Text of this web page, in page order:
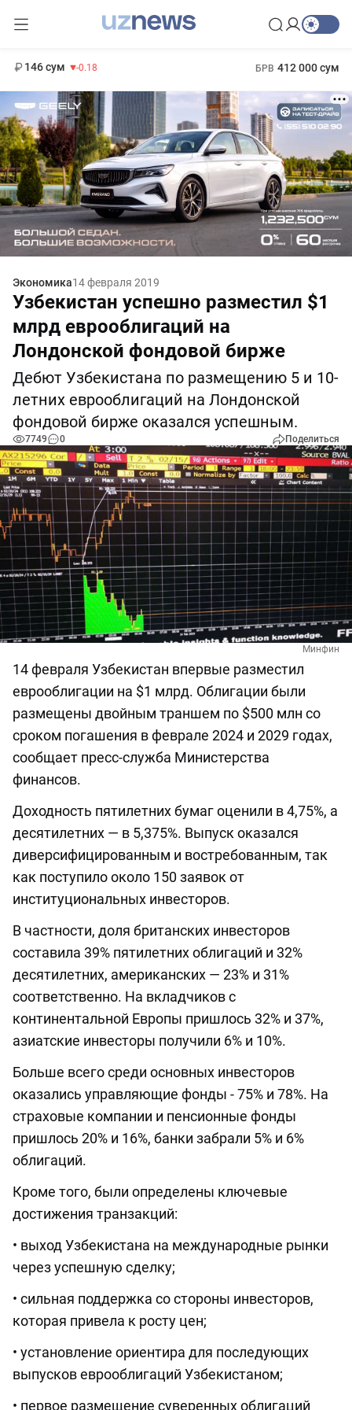
146 сум -0.18 БРВ 412 000 сум
Экономика14 февраля 2019
Узбекистан успешно разместил $1
млрд еврооблигаций на
Лондонской фондовой бирже
Дебют Узбекистана по размещению 5 и 10-
летних еврооблигаций на Лондонской
фондовой бирже оказался успешным.
7749 0 Поделиться
Минфин
14 февраля Узбекистан впервые разместил
еврооблигации на $1 млрд. Облигации были
размещены двойным траншем по $500 млн со
сроком погашения в феврале 2024 и 2029 годах,
сообщает пресс-служба Министерства
финансов.
Доходность пятилетних бумаг оценили в 4,75%, а
десятилетних — в 5,375%. Выпуск оказался
диверсифицированным и востребованным, так
как поступило около 150 заявок от
институциональных инвесторов.
В частности, доля британских инвесторов
составила 39% пятилетних облигаций и 32%
десятилетних, американских — 23% и 31%
соответственно. На вкладчиков с
континентальной Европы пришлось 32% и 37%,
азиатские инвесторы получили 6% и 10%.
Больше всего среди основных инвесторов
оказались управляющие фонды - 75% и 78%. На
страховые компании и пенсионные фонды
пришлось 20% и 16%, банки забрали 5% и 6%
облигаций.
Кроме того, были определены ключевые
достижения транзакций:
• выход Узбекистана на международные рынки
через успешную сделку;
• сильная поддержка со стороны инвесторов,
которая привела к росту цен;
• установление ориентира для последующих
выпусков еврооблигаций Узбекистаном;
• первое размещение суверенных облигаций